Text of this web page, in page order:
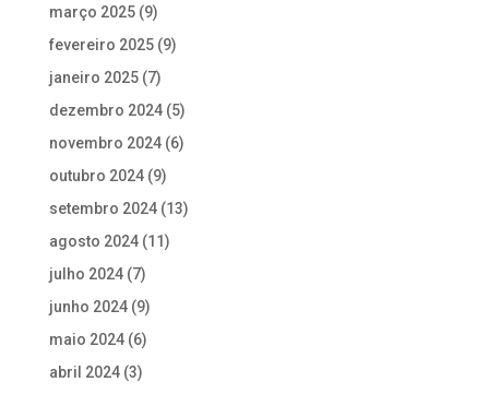
março 2025(9)
fevereiro 2025(9)
janeiro 2025(7)
dezembro 2024(5)
novembro 2024(6)
outubro 2024(9)
setembro 2024(13)
agosto 2024(11)
julho 2024(7)
junho 2024(9)
maio 2024(6)
abril 2024(3)